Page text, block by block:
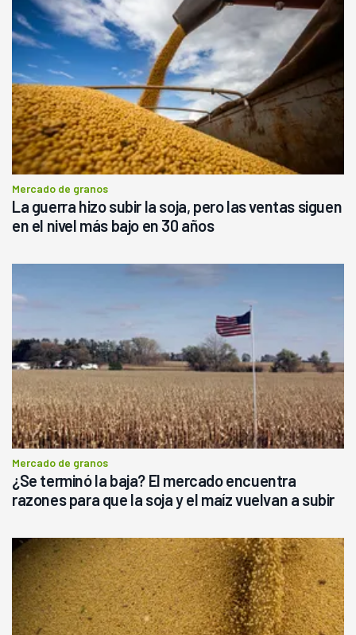
Mercado de granos
La guerra hizo subir la soja, pero las ventas siguen
en el nivel más bajo en 30 años
Mercado de granos
¿Se terminó la baja? El mercado encuentra
razones para que la soja y el maíz vuelvan a subir